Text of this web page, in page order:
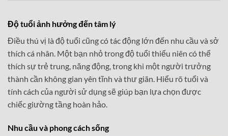
Độ tuổi ảnh hưởng đến tâm lý
Điều thú vị là độ tuổi cũng có tác động lớn đến nhu cầu và sở
thích cá nhân. Một bạn nhỏ trong độ tuổi thiếu niên có thể
thích sự trẻ trung, năng động, trong khi một người trưởng
thành cần không gian yên tĩnh và thư giãn. Hiểu rõ tuổi và
tính cách của người sử dụng sẽ giúp bạn lựa chọn được
chiếc giường tầng hoàn hảo.
Nhu cầu và phong cách sống